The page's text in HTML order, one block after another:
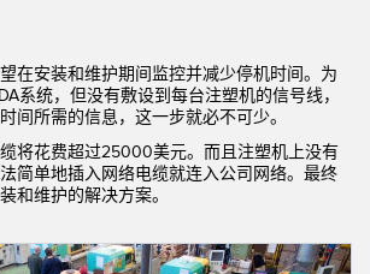
智能工厂
效率
在安装和维护期间监控并减少停机时间。为
系统，但没有敷设到每台注塑机的信号线，
间所需的信息，这一步就必不可少。
将花费超过25000美元。而且注塑机上没有
简单地插入网络电缆就连入公司网络。最终
和维护的解决方案。